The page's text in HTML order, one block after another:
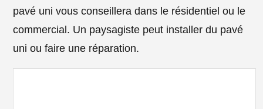
pavé uni vous conseillera dans le résidentiel ou le
commercial. Un paysagiste peut installer du pavé
uni ou faire une réparation.